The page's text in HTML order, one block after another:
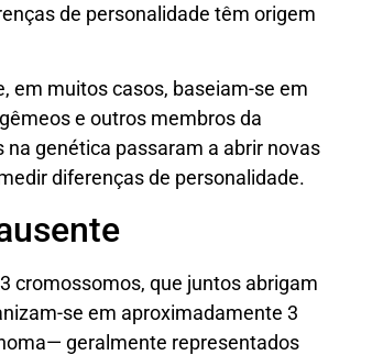
de personalidade têm origem
em muitos casos, baseiam-se em
e outros membros da
genética passaram a abrir novas
diferenças de personalidade.
cromossomos, que juntos abrigam
se em aproximadamente 3
geralmente representados